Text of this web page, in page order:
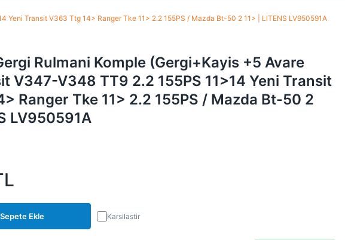
Transit V363 Ttg 14> Ranger Tke 11> 2.2 155PS / Mazda Bt-50 2 11> | LITENS LV950591A
Rulmani Komple (Gergi+Kayis +5 Avare
V347-V348 TT9 2.2 155PS 11>14 Yeni Transit
Ranger Tke 11> 2.2 155PS / Mazda Bt-50 2
LV950591A
Sepete Ekle Karsilastir